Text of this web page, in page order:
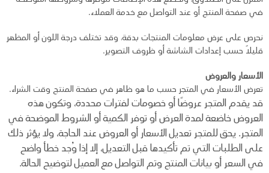
في صفحة المنتج أو عند التواصل مع خدمة العملاء.
نحرص على عرض معلومات المنتجات بدقة، وقد تختلف درجة اللون أو المظهر
قليلًا حسب إعدادات الشاشة أو ظروف التصوير.
الأسعار والعروض
تعرض الأسعار في المتجر حسب ما هو ظاهر في صفحة المنتج وقت الشراء.
قد يقدم المتجر عروضًا أو خصومات لفترات محددة، وتكون هذه
العروض خاضعة لمدة العرض أو توفرالكمية أو الشروط الموضحة في
المتجر.يحق للمتجر تعديل الأسعار أو العروض عند الحاجة، ولا يؤثر ذلك
على الطلبات التي تم تأكيدها قبل التعديل،إلا إذا وُجد خطأ واضح
في السعر أو بيانات المنتج وتم التواصل مع العميل لتوضيح الحالة.